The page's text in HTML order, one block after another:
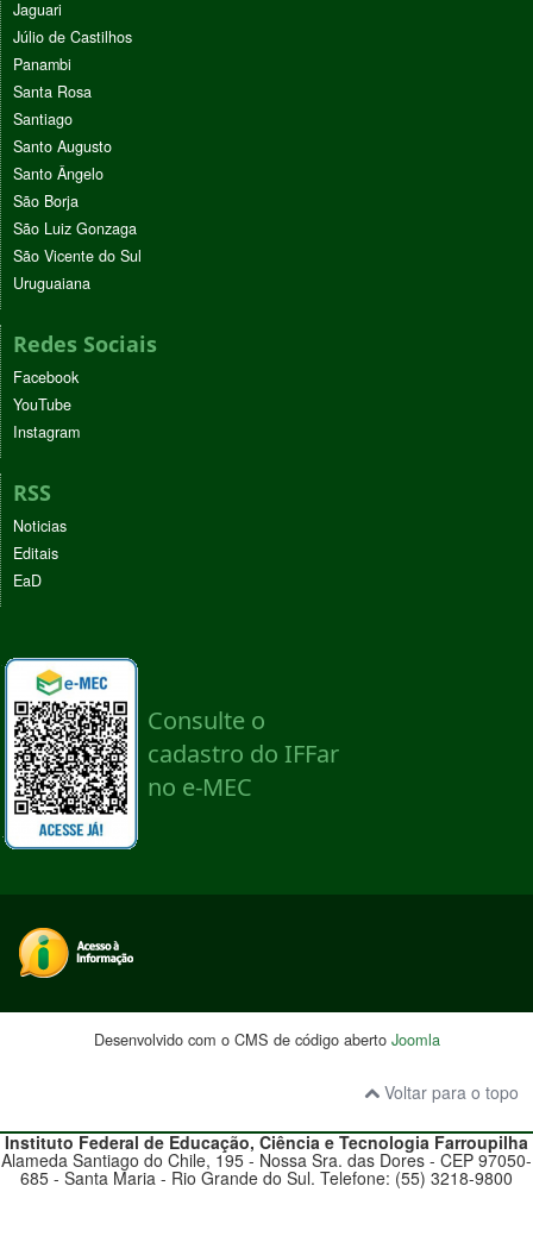
Jaguari
Júlio de Castilhos
Panambi
Santa Rosa
Santiago
Santo Augusto
Santo Ângelo
São Borja
São Luiz Gonzaga
São Vicente do Sul
Uruguaiana
Redes Sociais
Facebook
YouTube
Instagram
RSS
Noticias
Editais
EaD
Desenvolvido com o CMS de código aberto Joomla
Voltar para o topo
Instituto Federal de Educação, Ciência e TecnologiaFarroupilha
Alameda Santiago do Chile, 195 - Nossa Sra. das Dores - CEP 97050-
685 - Santa Maria - Rio Grande do Sul. Telefone: (55) 3218-9800